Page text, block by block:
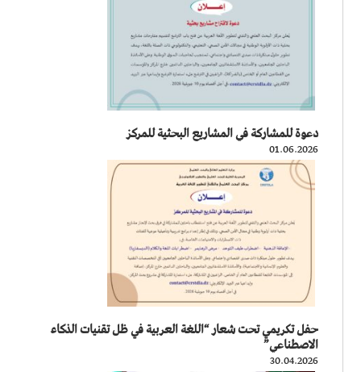
دعوة للمشاركة في المشاريع البحثية للمركز
01.06.2026
حفل تكريمي تحت شعار “اللغة العربية في ظل تقنيات الذكاء
الاصطناعي”
30.04.2026